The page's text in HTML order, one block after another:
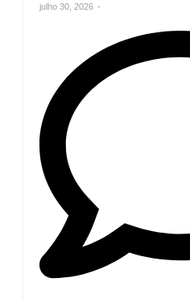
julho 30, 2026 -